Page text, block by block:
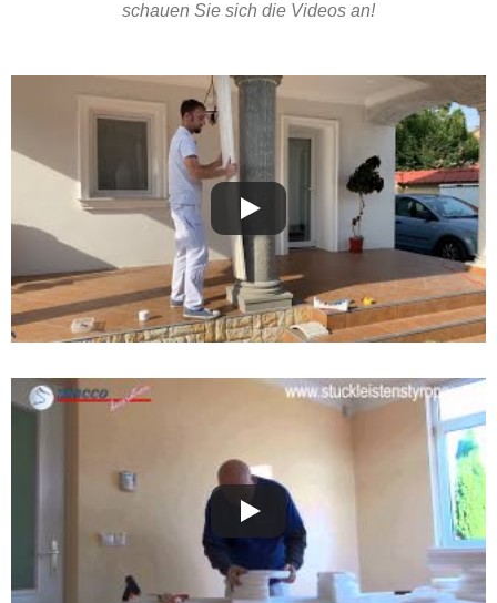
schauen Sie sich die Videos an!